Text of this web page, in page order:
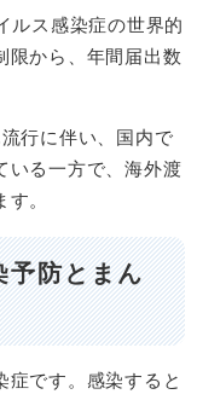
ルス感染症の世界的
限から、年間届出数
行に伴い、国内で
いる一方で、海外渡
。
防とまん
です。感染すると